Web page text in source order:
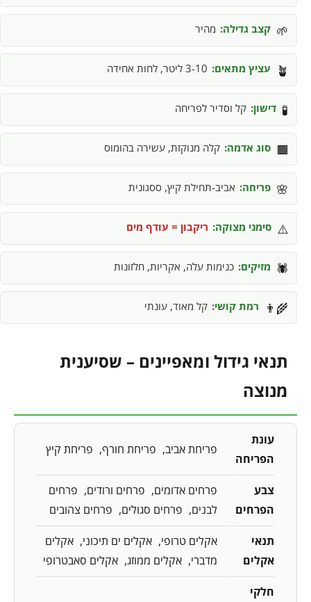
🌱 קצב גדילה: מהיר
🪴 עציץ מתאים: 3-10 ליטר, לחות אחידה
🧪 דישון: קל וסדיר לפריחה
🟫 סוג אדמה: קלה מנוקזת, עשירה בהומוס
🌸 פריחה: אביב-תחילת קיץ, ססגונית
⚠️ סימני מצוקה: ריקבון = עודף מים
🕷️ מזיקים: כנימות עלה, אקריות, חלזונות
👨‍🌾 רמת קושי: קל מאוד, עונתי
תנאי גידול ומאפיינים – שסיענית
מנוצה
עונת
הפריחה
פריחת אביב פריחת חורף פריחת קיץ
צבע
הפרחים
פרחים אדומים פרחים ורודים
פרחים
לבנים
פרחים סגולים פרחים צהובים
תנאי
אקלים
אקלים טרופי אקלים ים תיכוני
אקלים
מדברי
אקלים ממוזג אקלים סאבטרופי
חלקי